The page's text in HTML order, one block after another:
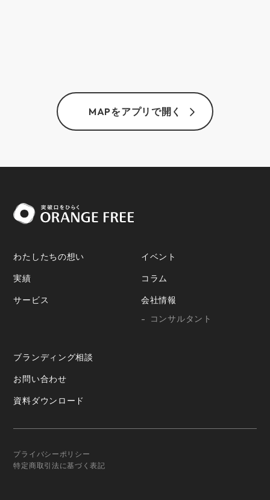
MAPをアプリで開く
わたしたちの想い
実績
サービス
イベント
コラム
会社情報
コンサルタント
ブランディング相談
お問い合わせ
資料ダウンロード
プライバシーポリシー
特定商取引法に基づく表記